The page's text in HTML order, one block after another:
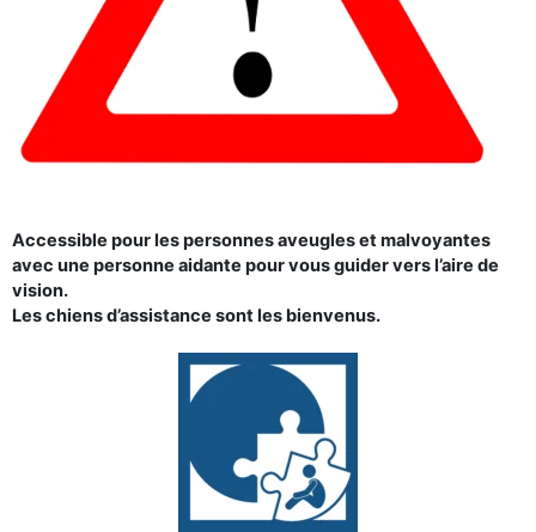
Accessible pour les personnes aveugles et malvoyantes
avec une personne aidante pour vous guider vers l’aire de
vision.
Les chiens d’assistance sont les bienvenus.